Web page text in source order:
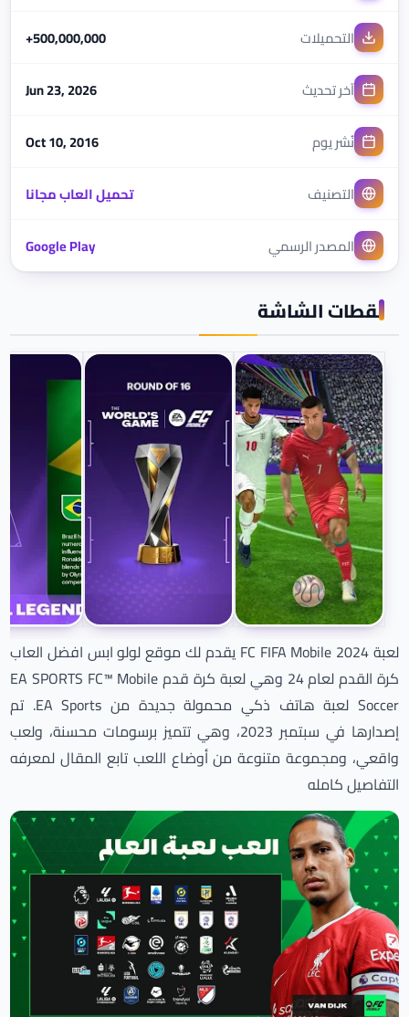
التحميلات 500,000,000+
آخر تحديث Jun 23, 2026
نُشر يوم Oct 10, 2016
التصنيف تحميل العاب مجانا
المصدر الرسمي Google Play
لقطات الشاشة
لعبة FC FIFA Mobile 2024 يقدم لك موقع لولو ابس افضل العاب
كرة القدم لعام 24 وهي لعبة كرة قدم EA SPORTS FC™ Mobile
Soccer لعبة هاتف ذكي محمولة جديدة من EA Sports. تم
إصدارها في سبتمبر 2023، وهي تتميز برسومات محسنة، ولعب
واقعي، ومجموعة متنوعة من أوضاع اللعب تابع المقال لمعرفه
التفاصيل كامله